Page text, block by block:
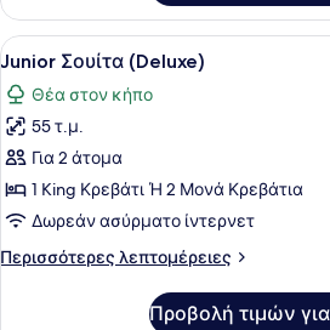
4
Υπνοδωμάτια,
Ιδιωτική
Προβολή
όλων
των
φωτογραφιών
για
Junior
Σουίτα
Ένας
5
Junior Σουίτα (Deluxe)
Θέα στον κήπο
55 τ.μ.
Για 2 άτομα
1 King Κρεβάτι Ή 2 Μονά Κρεβάτια
Δωρεάν ασύρματο ίντερνετ
Περισσότερες λεπτομέρειες
Περισσότερες
Προβολή τιμών